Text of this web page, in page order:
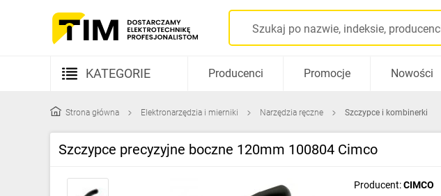
KATEGORIE
Kable i przewody
Rozdzielnice i obudowy
Elementy prowadzenia kabli
Producenci Promocje Nowości
Strona główna Elektronarzędzia i mierniki Narzędzia ręczne Szczypce i kombinerki
Szczypce precyzyjne boczne 120mm 100804 Cimco
Producent:CIMCO